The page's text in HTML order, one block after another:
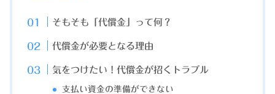
そもそも「代償金」って何？
代償金が必要となる理由
気をつけたい！代償金が招くトラブル
支払い資金の準備ができない